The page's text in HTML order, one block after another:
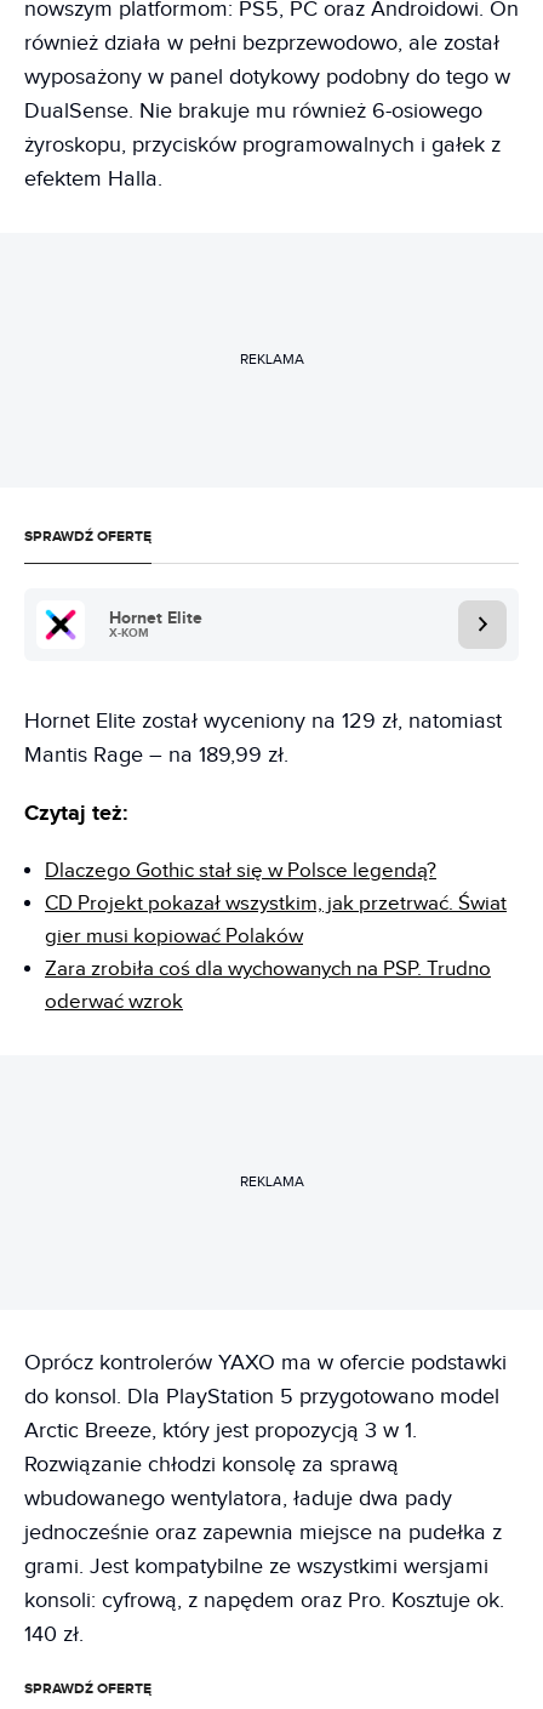
nowszym platformom: PS5, PC oraz Androidowi. On
również działa w pełni bezprzewodowo, ale został
wyposażony w panel dotykowy podobny do tego w
DualSense. Nie brakuje mu również 6-osiowego
żyroskopu, przycisków programowalnych i gałek z
efektem Halla.
REKLAMA
SPRAWDŹ OFERTĘ
Hornet Elite
X-KOM
Hornet Elite został wyceniony na 129 zł, natomiast
Mantis Rage – na 189,99 zł.
Czytaj też:
Dlaczego Gothic stał się w Polsce legendą?
CD Projekt pokazał wszystkim, jak przetrwać. Świat
gier musi kopiować Polaków
Zara zrobiła coś dla wychowanych na PSP. Trudno
oderwać wzrok
REKLAMA
Oprócz kontrolerów YAXO ma w ofercie podstawki
do konsol. Dla PlayStation 5 przygotowano model
Arctic Breeze, który jest propozycją 3 w 1.
Rozwiązanie chłodzi konsolę za sprawą
wbudowanego wentylatora, ładuje dwa pady
jednocześnie oraz zapewnia miejsce na pudełka z
grami. Jest kompatybilne ze wszystkimi wersjami
konsoli: cyfrową, z napędem oraz Pro. Kosztuje ok.
140 zł.
SPRAWDŹ OFERTĘ